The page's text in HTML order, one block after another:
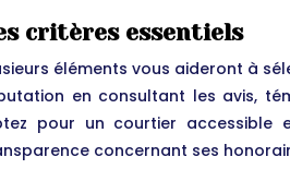
critères essentiels
éléments vous aideront à
en consultant les avis,
pour un courtier accessible
concernant ses